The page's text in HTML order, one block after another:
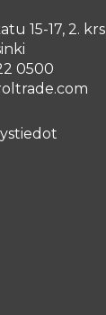
15-17, 2. krs
0500